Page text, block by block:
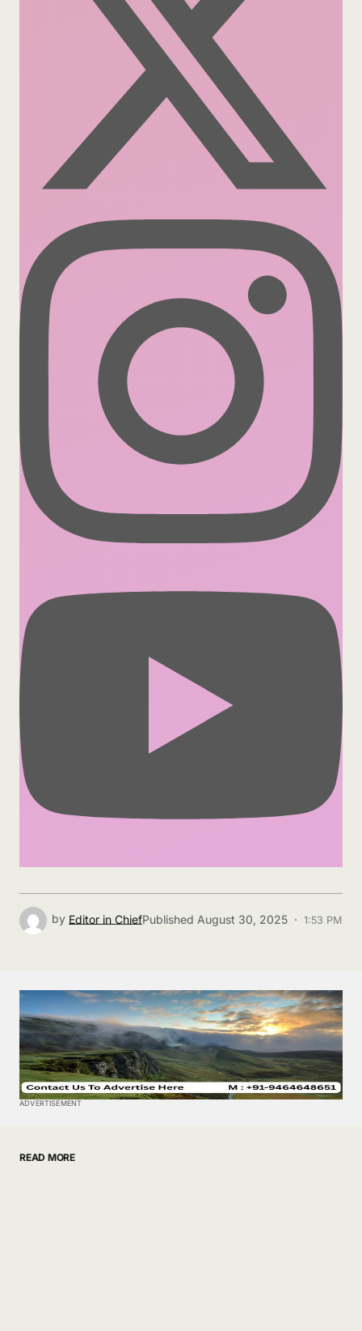
by Editor in ChiefPublished August 30, 2025 · 1:53 PM
ADVERTISEMENT
READ MORE